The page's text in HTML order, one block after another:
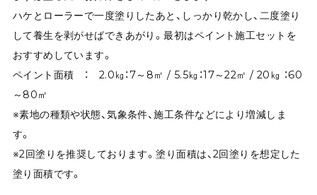
ハケとローラーで一度塗りしたあと、しっかり乾かし、二度塗り
して養生を剥がせばできあがり。最初はペイント施工セットを
おすすめしています。
ペイント面積 ： 2.0㎏：7～8㎡ / 5.5㎏：17～22㎡ / 20㎏ ：60
～80㎡
※素地の種類や状態、気象条件、施工条件などにより増減しま
す。
※2回塗りを推奨しております。塗り面積は、2回塗りを想定した
塗り面積です。